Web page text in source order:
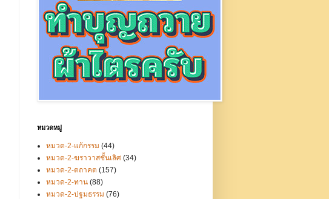
หมวดหมู่
หมวด-2-แก้กรรม (44)
หมวด-2-ฆราวาสชั้นเลิศ (34)
หมวด-2-ตถาคต (157)
หมวด-2-ทาน (88)
หมวด-2-ปฐมธรรม (76)